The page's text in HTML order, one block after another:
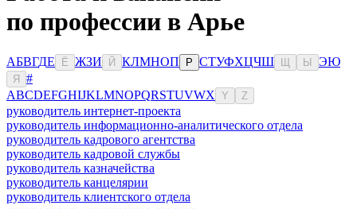
по профессии в Арье
АБВГДЕ Ё ЖЗИ Й КЛМНОП Р СТУФХЦЧШ Ы ЭЮ
Я
#
ABCDEFGHIJKLMNOPQRSTUVWX Y Z
руководитель интернет-проекта
руководитель информационно-аналитического отдела
руководитель кадрового агентства
руководитель кадровой службы
руководитель казначейства
руководитель канцелярии
руководитель клиентского отдела